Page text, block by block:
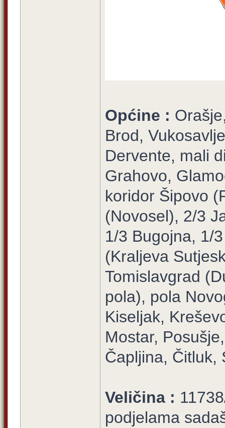
Općine :
Brod,
Dervente, mali
Grahovo,
koridor Šipovo
(Novosel), 2/3
1/3 Bugojna, 1/
(Kraljeva
Tomislavgrad
pola), pola
Kiseljak,
Mostar,
Čapljina, Čitluk,
Veličina :
podjelama